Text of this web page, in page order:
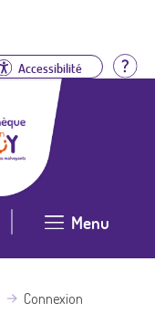
Accessibilité
Menu
Connexion